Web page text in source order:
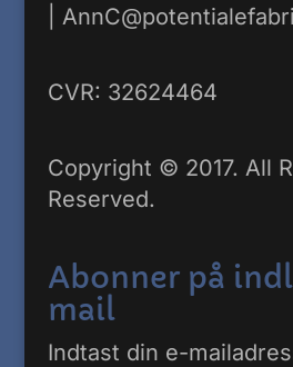
CVR: 32624464
Copyright © 2017. All
Reserved.
Abonner på
mail
Indtast din e-